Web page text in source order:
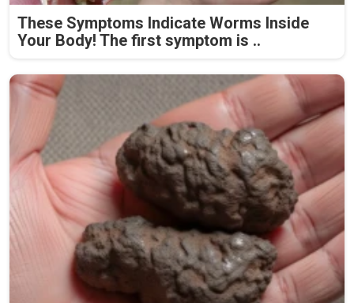
These Symptoms Indicate Worms Inside
Your Body! The first symptom is ..